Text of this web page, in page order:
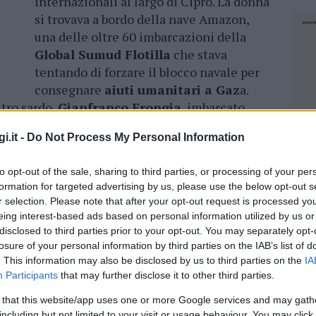
- Do Not Process My Personal Information
opt-out of the sale, sharing to third parties, or processing of your
for targeted advertising by us, please use the below opt-out
selection. Please note that after your opt-out request is processed
interest-based ads based on personal information utilized by us
to third parties prior to your opt-out. You may separately
of your personal information by third parties on the IAB’s list of
This information may also be disclosed by us to third parties on the
Participants that may further disclose it to other third parties.
that this website/app uses one or more Google services and may
si trovava a bordo della nave Amazon,
una delle oltre 60 imbarcazioni della
Global Sumud Flotilla che stava
tentando di forzare il blocco navale per
consegnare aiuti umanitari a Gaza.
sardo,Gianfranco Frongia, imbarcato
dagli organizzatori e documentate via
costretti dalle forze di occupazione a fare
interrogati, innescando l’immediata
e l’intervento della Farnesina per
di tutti i connazionali coinvolti.